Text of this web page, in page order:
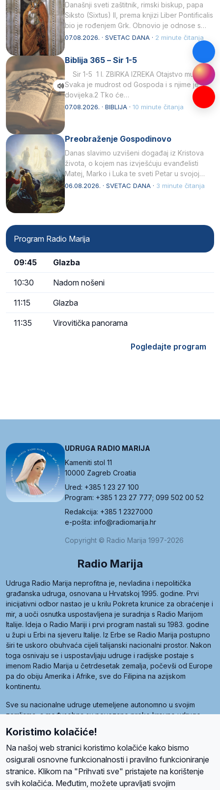
Današnji sveti zaštitnik, rimski biskup, papa
Siksto (Sixtus) II, prema knjizi Liber Pontificalis
bio je rođenjem Grk. Obnovio je odnose s
afričkim…
07.08.2026. · SVETAC DANA · 2 minute čitanja
Biblija 365 – Sir 1-5
Sir 1-5 1 I. ZBIRKA IZREKA Otajstvo mudrosti
Svaka je mudrost od Gospoda i s njime je
dovijeka.2 Tko će…
07.08.2026. · BIBLIJA · 10 minute čitanja
Preobraženje Gospodinovo
Danas slavimo uzvišeni događaj iz Kristova
života, o kojem nas izvješćuju evanđelisti
Matej, Marko i Luka te sveti Petar u svojoj
drugoj…
06.08.2026. · SVETAC DANA · 3 minute čitanja
Program Radio Marija
09:45 Glazba
10:30 Nadom nošeni
11:15 Glazba
11:35 Virovitička panorama
Pogledajte program
UDRUGA RADIO MARIJA
Kameniti stol 11
10000 Zagreb Croatia
Ured: +385 1 23 27 100
Program: +385 1 23 27 777; 099 502 00 52
Redakcija: +385 1 2327000
e-pošta: info@radiomarija.hr
Copyright © Radio Marija 1997-2026
Radio Marija
Udruga Radio Marija neprofitna je, nevladina i nepolitička
građanska udruga, osnovana u Hrvatskoj 1995. godine. Prvi
inicijativni odbor nastao je u krilu Pokreta krunice za obraćenje i
mir, a uoči osnutka uspostavljena je suradnja s Radio Marijom
Italije. Ideja o Radio Mariji i prvi program nastali su 1983. godine
u župi u Erbi na sjeveru Italije. Iz Erbe se Radio Marija postupno
širi te uskoro obuhvaća cijeli talijanski nacionalni prostor. Nakon
toga osnivaju se i uspostavljaju udruge i radijske postaje s
imenom Radio Marija u četrdesetak zemalja, počevši od Europe
pa do obiju Amerika i Afrike, sve do Filipina na azijskom
kontinentu.
Sve su nacionalne udruge utemeljene autonomno u svojim
zemljama, a međusobna su povezane preko krovne udruge
Radio Maria). Svjetsku obitelj utemeljilo je sedam članica, među
kojima je i hrvatska Udruga Radio Marija.
Koristimo kolačiće!
Na našoj web stranici koristimo kolačiće kako bismo
osigurali osnovne funkcionalnosti i pravilno funkcioniranje
stranice. Klikom na "Prihvati sve" pristajete na korištenje
svih kolačića. Međutim, možete upravljati svojim